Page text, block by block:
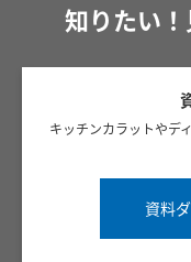
知りたい
キッチンカラットやデ
資料